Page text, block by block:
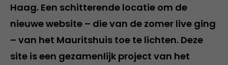
Haag. Een schitterende locatie om de
nieuwe website – die van de zomer live ging
– van het Mauritshuis toe te lichten. Deze
site is een gezamenlijk project van het